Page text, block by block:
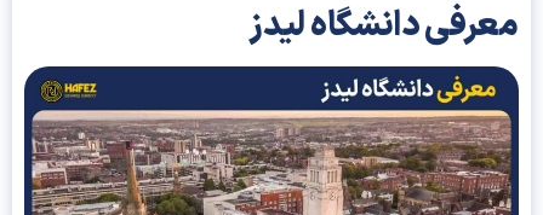
دانشگاه لیدز